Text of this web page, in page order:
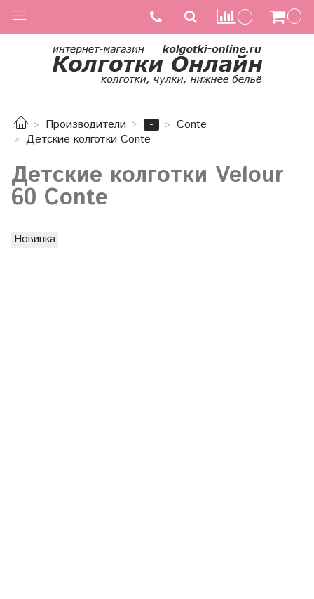
Производители -
Conte
Детские колготки Conte
Детские колготки Velour
60 Conte
Новинка